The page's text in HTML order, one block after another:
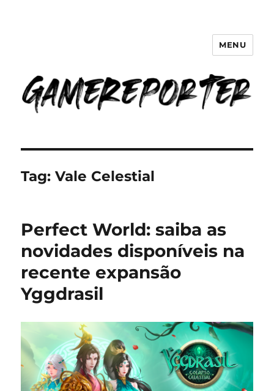
GameReporter | Cultura Gamer
MENU
Tag:Vale Celestial
Perfect World: saiba as
novidades disponíveis na
recente expansão
Yggdrasil